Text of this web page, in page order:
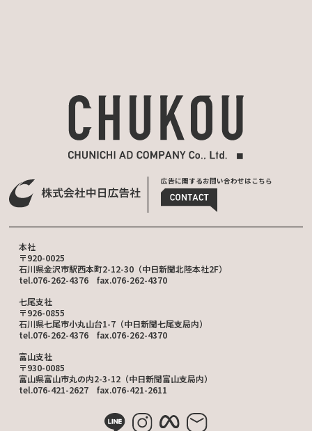
広告に関するお問い合わせはこちら
本社
〒920-0025
石川県金沢市駅西本町2-12-30（中日新聞北陸本社2F）
tel.076-262-4376 fax.076-262-4370
七尾支社
〒926-0855
石川県七尾市小丸山台1-7（中日新聞七尾支局内）
tel.076-262-4376 fax.076-262-4370
富山支社
〒930-0085
富山県富山市丸の内2-3-12（中日新聞富山支局内）
tel.076-421-2627 fax.076-421-2611